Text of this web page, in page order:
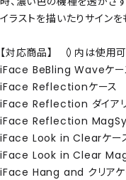
イラストを描いたりサイン
【対応商品】 （）内は使用
iFace BeBling Waveケー
iFace Reflectionケース
iFace Reflection ダイアリ
iFace Reflection
iFace Look in Clearケー
iFace Look in Clear
iFace Hang and クリアケ